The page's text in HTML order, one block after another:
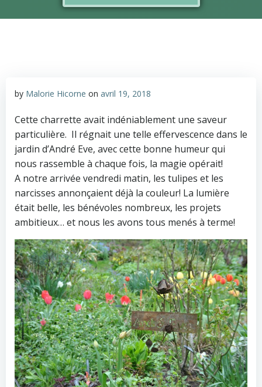
by Malorie Hicorne on avril 19, 2018
Cette charrette avait indéniablement une saveur
particulière. Il régnait une telle effervescence dans le
jardin d’André Eve, avec cette bonne humeur qui
nous rassemble à chaque fois, la magie opérait!
A notre arrivée vendredi matin, les tulipes et les
narcisses annonçaient déjà la couleur! La lumière
était belle, les bénévoles nombreux, les projets
ambitieux… et nous les avons tous menés à terme!